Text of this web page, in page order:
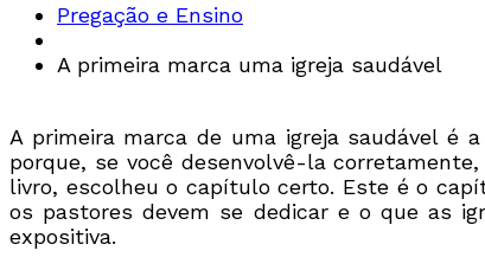
Pregação e Ensino
A primeira marca uma igreja saudável
A primeira marca de uma igreja saudável é
porque, se você desenvolvê-la
livro, escolheu o capítulo certo. Este é o
os pastores devem se dedicar e o que as
expositiva.